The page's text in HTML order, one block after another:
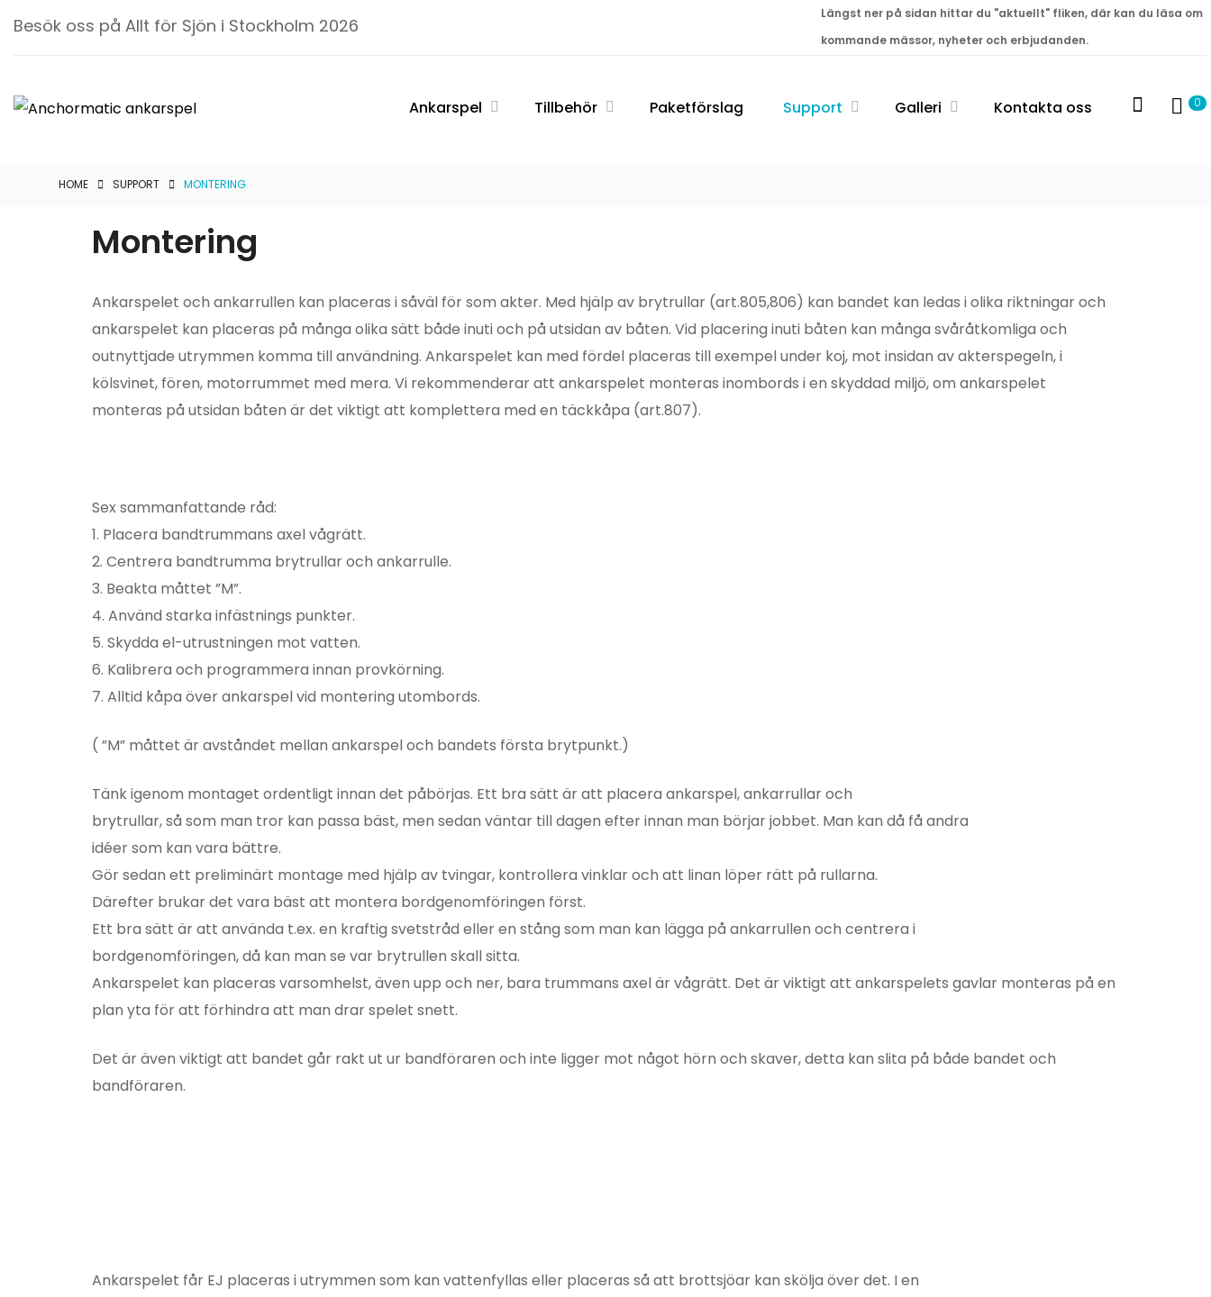
Besök oss på Allt för Sjön i Stockholm 2026
Längst ner på sidan hittar du "aktuellt" fliken, där kan du läsa om
kommande mässor, nyheter och erbjudanden.
ANCHORMATIC
Anchormatic
Ankarspel Tillbehör Paketförslag Support Galleri Kontakta oss 0
HOME SUPPORT MONTERING
Montering
Montering
Ankarspelet och ankarrullen kan placeras i såväl för som akter. Med hjälp av brytrullar (art.805,806) kan bandet kan ledas i olika riktningar och
ankarspelet kan placeras på många olika sätt både inuti och på utsidan av båten. Vid placering inuti båten kan många svåråtkomliga och
outnyttjade utrymmen komma till användning. Ankarspelet kan med fördel placeras till exempel under koj, mot insidan av akterspegeln, i
kölsvinet, fören, motorrummet med mera. Vi rekommenderar att ankarspelet monteras inombords i en skyddad miljö, om ankarspelet
monteras på utsidan båten är det viktigt att komplettera med en täckkåpa (art.807).
Sex sammanfattande råd:
1. Placera bandtrummans axel vågrätt.
2. Centrera bandtrumma brytrullar och ankarrulle.
3. Beakta måttet ”M”.
4. Använd starka infästnings punkter.
5. Skydda el-utrustningen mot vatten.
6. Kalibrera och programmera innan provkörning.
7. Alltid kåpa över ankarspel vid montering utombords.
( ”M” måttet är avståndet mellan ankarspel och bandets första brytpunkt.)
Tänk igenom montaget ordentligt innan det påbörjas. Ett bra sätt är att placera ankarspel, ankarrullar och
brytrullar, så som man tror kan passa bäst, men sedan väntar till dagen efter innan man börjar jobbet. Man kan då få andra
idéer som kan vara bättre.
Gör sedan ett preliminärt montage med hjälp av tvingar, kontrollera vinklar och att linan löper rätt på rullarna.
Därefter brukar det vara bäst att montera bordgenomföringen först.
Ett bra sätt är att använda t.ex. en kraftig svetstråd eller en stång som man kan lägga på ankarrullen och centrera i
bordgenomföringen, då kan man se var brytrullen skall sitta.
Ankarspelet kan placeras varsomhelst, även upp och ner, bara trummans axel är vågrätt. Det är viktigt att ankarspelets gavlar monteras på en
plan yta för att förhindra att man drar spelet snett.
Det är även viktigt att bandet går rakt ut ur bandföraren och inte ligger mot något hörn och skaver, detta kan slita på både bandet och
bandföraren.
Ankarspelet får EJ placeras i utrymmen som kan vattenfyllas eller placeras så att brottsjöar kan skölja över det. I en